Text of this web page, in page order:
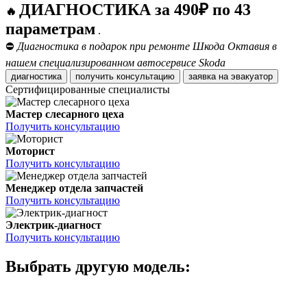
🔥 ДИАГНОСТИКА за 490₽ по 43
параметрам .
⛔ Диагностика в подарок при ремонте Шкода Октавия в
нашем специализированном автосервисе Skoda
диагностика получить консультацию заявка на эвакуатор
Сертифицированные специалисты
Мастер слесарного цеха
Получить консультацию
Моторист
Получить консультацию
Менеджер отдела запчастей
Получить консультацию
Электрик-диагност
Получить консультацию
Выбрать другую модель: